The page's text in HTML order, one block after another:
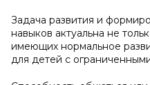
Задача развития и
навыков актуальна не
имеющих нормальное
для детей с